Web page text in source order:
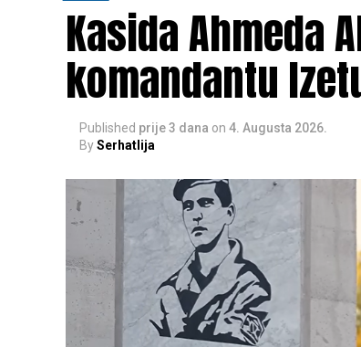
Kasida Ahmeda
komandantu
Published prije 3 dana on 4. Augusta 2026.
BySerhatlija